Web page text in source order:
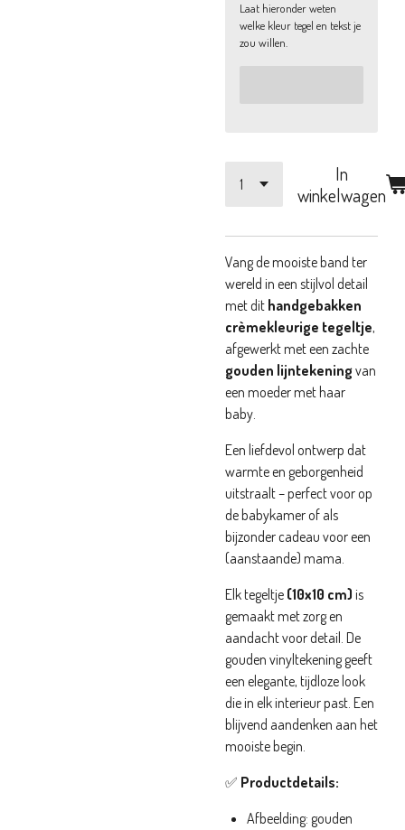
Laat hieronder weten
welke kleur tegel en tekst je
zou willen.
In
winkelwagen
Vang de mooiste band ter
wereld in een stijlvol detail
met dit handgebakken
crèmekleurige tegeltje,
afgewerkt met een zachte
gouden lijntekeningvan
een moeder met haar
baby.
Een liefdevol ontwerp dat
warmte en geborgenheid
uitstraalt – perfect voor op
de babykamer of als
bijzonder cadeau voor een
(aanstaande) mama.
Elk tegeltje (10x10 cm) is
gemaakt met zorg en
aandacht voor detail. De
gouden vinyltekening geeft
een elegante, tijdloze look
die in elk interieur past. Een
blijvend aandenken aan het
mooiste begin.
✅ Productdetails:
Afbeelding: gouden